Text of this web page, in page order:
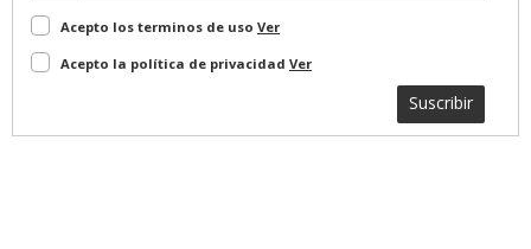
Acepto los terminos de uso Ver
Acepto la política de privacidad Ver
Suscribir